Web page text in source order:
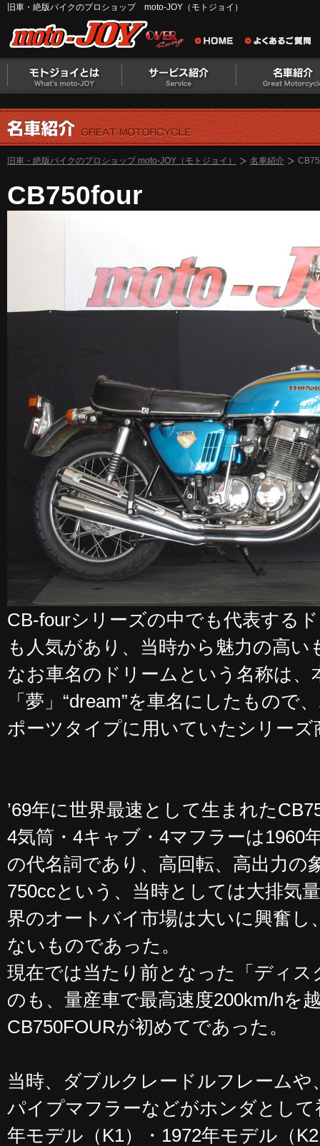
旧車・絶版バイクのプロショップ moto-JOY（モトジョイ）
旧車・絶版バイクのプロショップ moto-JOY（モトジョイ） 名車紹介
CB750four
CB-fourシリーズの中でも代表する
も人気があり、当時から魅力の高い
なお車名のドリームという名称は、
「夢」“dream”を車名にしたもので
ポーツタイプに用いていたシリーズ
’69年に世界最速として生まれた
4気筒・4キャブ・4マフラーは1960
の代名詞であり、高回転、高出力の
750ccという、当時としては大排気
界のオートバイ市場は大いに興奮し
ないものであった。
現在では当たり前となった「ディ
のも、量産車で最高速度200km/hを
CB750FOURが初めてであった。
当時、ダブルクレードルフレーム
パイプマフラーなどがホンダとし
年モデル（K1）・1972年モデル（